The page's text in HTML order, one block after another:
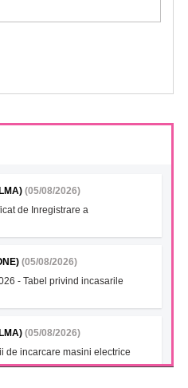
(05/08/2026)
de Inregistrare a
(05/08/2026)
- Tabel privind incasarile
(05/08/2026)
de incarcare masini electrice